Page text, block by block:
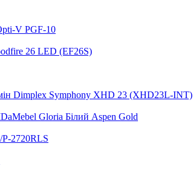
V PGF-10
26 LED (EF26S)
Dimplex Symphony XHD 23 (XHD23L-INT)
Gloria Білий Aspen Gold
P-2720RLS